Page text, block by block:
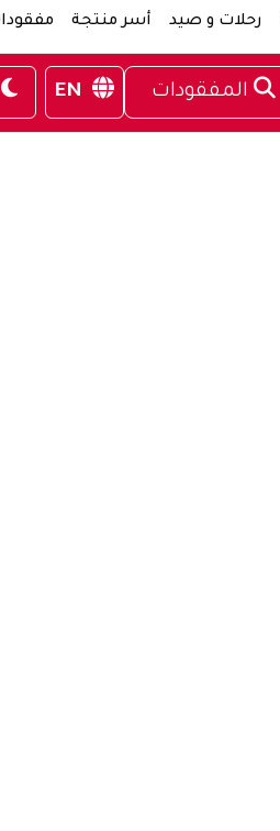
رحلات و صيد أسر منتجة
المفقودات